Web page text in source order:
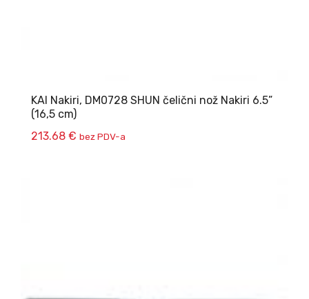
KAI Nakiri, DM0728 SHUN čelični nož Nakiri 6.5”
(16,5 cm)
213.68 € bez PDV-a